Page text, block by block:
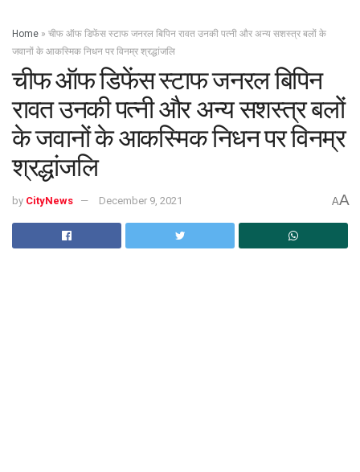
Home » चीफ ऑफ डिफेंस स्टाफ जनरल बिपिन रावत उनकी पत्नी और अन्य सशस्त्र बलों के
जवानों के आकस्मिक निधन पर विनम्र श्रद्धांजलि
चीफ ऑफ डिफेंस स्टाफ जनरल बिपिन
रावत उनकी पत्नी और अन्य सशस्त्र बलों
के जवानों के आकस्मिक निधन पर विनम्र
श्रद्धांजलि
by CityNews December 9, 2021 AA